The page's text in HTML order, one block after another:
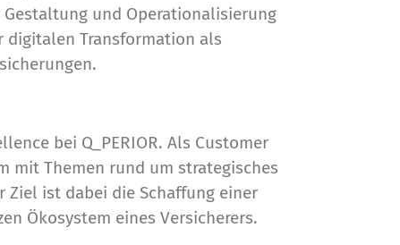
und Operationalisierung
digitalen Transformation als
bei Q_PERIOR. Als Customer
mit Themen rund um strategisches
Ziel ist dabei die Schaffung einer
Ökosystem eines Versicherers.